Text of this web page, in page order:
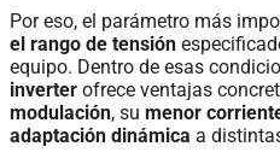
Por eso, el parámetro más
el rango de tensión
equipo. Dentro de esas
inverter ofrece ventajas
modulación, su menor
adaptación dinámica a